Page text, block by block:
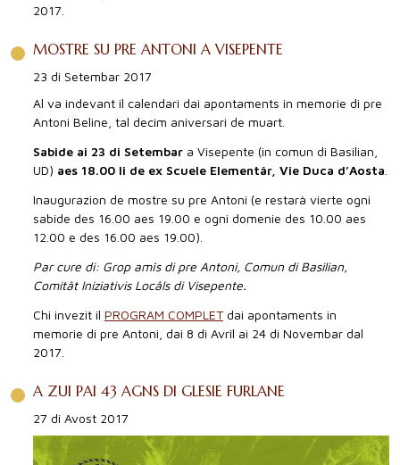
2017.
MOSTRE SU PRE ANTONI A VISEPENTE
23 di Setembar 2017
Al va indevant il calendari dai apontaments in memorie di pre
Antoni Beline, tal decim aniversari de muart.
Sabide ai 23 di Setembar a Visepente (in comun di Basilian,
UD) aes 18.00 li de ex Scuele Elementâr, Vie Duca d’Aosta
Inaugurazion de mostre su pre Antoni (e restarà vierte ogni
sabide des 16.00 aes 19.00 e ogni domenie des 10.00 aes
12.00 e des 16.00 aes 19.00).
Par cure di: Grop amîs di pre Antoni, Comun di Basilian,
Comitât Iniziativis Locâls di Visepente.
Chi invezit il PROGRAM COMPLETdai apontaments in
memorie di pre Antoni, dai 8 di Avrîl ai 24 di Novembar dal
2017.
A ZUI PAI 43 AGNS DI GLESIE FURLANE
27 di Avost 2017